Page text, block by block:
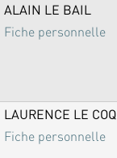
ALAIN LE BAIL
Fiche personnelle
LAURENCE LE COQ
Fiche personnelle